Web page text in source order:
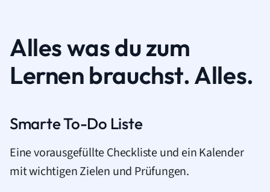
Alles was du zum
Lernen brauchst. Alles.
Smarte To-Do Liste
Eine vorausgefüllte Checkliste und ein Kalender
mit wichtigen Zielen und Prüfungen.